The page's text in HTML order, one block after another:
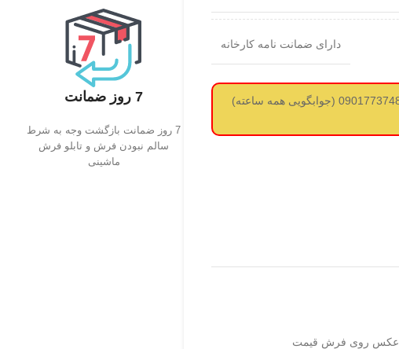
دارای ضمانت نامه کارخانه
لطفا قبل از سفارش استعلام قیمت از طریق واتساپ بگیرید 09017737488 (جوابگویی همه ساعته)
عکس روی فرش قیمت
7 روز ضمانت
7 روز ضمانت بازگشت وجه به شرط
سالم نبودن فرش و تابلو فرش
ماشینی